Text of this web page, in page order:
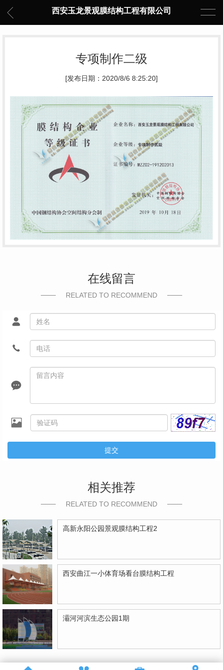
西安玉龙景观膜结构工程有限公司
专项制作二级
[发布日期：2020/8/6 8:25:20]
在线留言
RELATED TO RECOMMEND
提交
相关推荐
RELATED TO RECOMMEND
高新永阳公园景观膜结构工程2
西安曲江一小体育场看台膜结构工程
灞河河滨生态公园1期